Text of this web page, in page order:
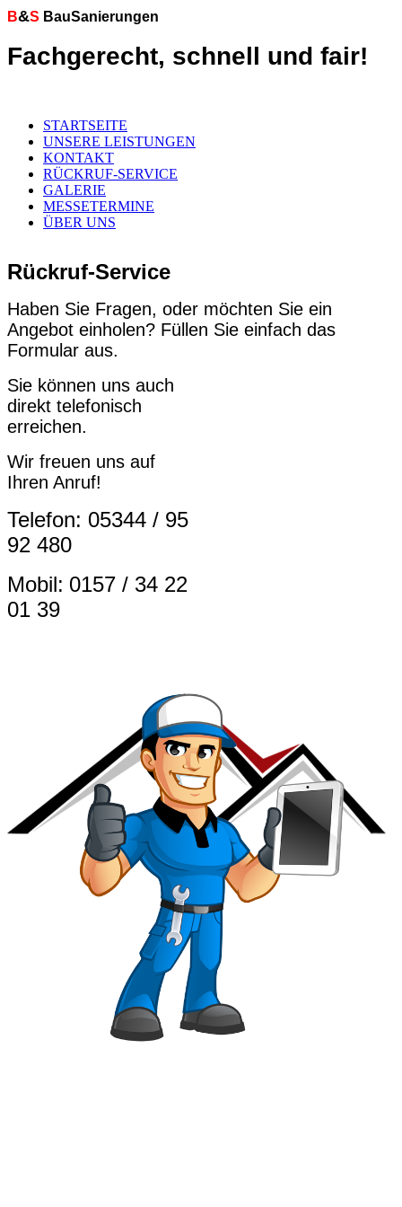
B&S BauSanierungen
Fachgerecht, schnell und fair!
STARTSEITE
UNSERE LEISTUNGEN
KONTAKT
RÜCKRUF-SERVICE
GALERIE
MESSETERMINE
ÜBER UNS
Rückruf-Service
Haben Sie Fragen, oder möchten Sie ein
Angebot einholen? Füllen Sie einfach das
Formular aus.
Sie können uns auch
direkt telefonisch
erreichen.
Wir freuen uns auf
Ihren Anruf!
Telefon: 05344 / 95
92 480
Mobil: 0157 / 34 22
01 39